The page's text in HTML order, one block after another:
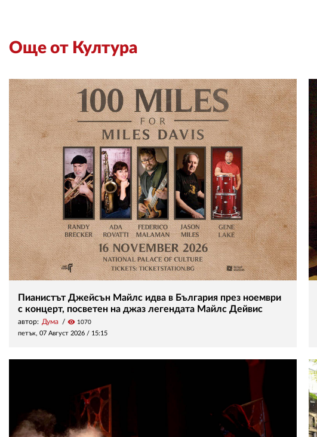
Още от Култура
Пианистът Джейсън Майлс идва в България през ноември
с концерт, посветен на джаз легендата Майлс Дейвис
автор: Дума visibility 1070
петък, 07 Август 2026 / 15:15